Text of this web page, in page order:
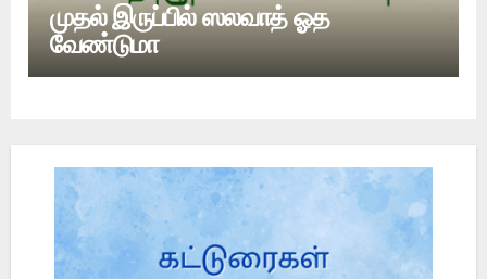
முதல் இருப்பில் ஸலவாத் ஓத
வேண்டுமா